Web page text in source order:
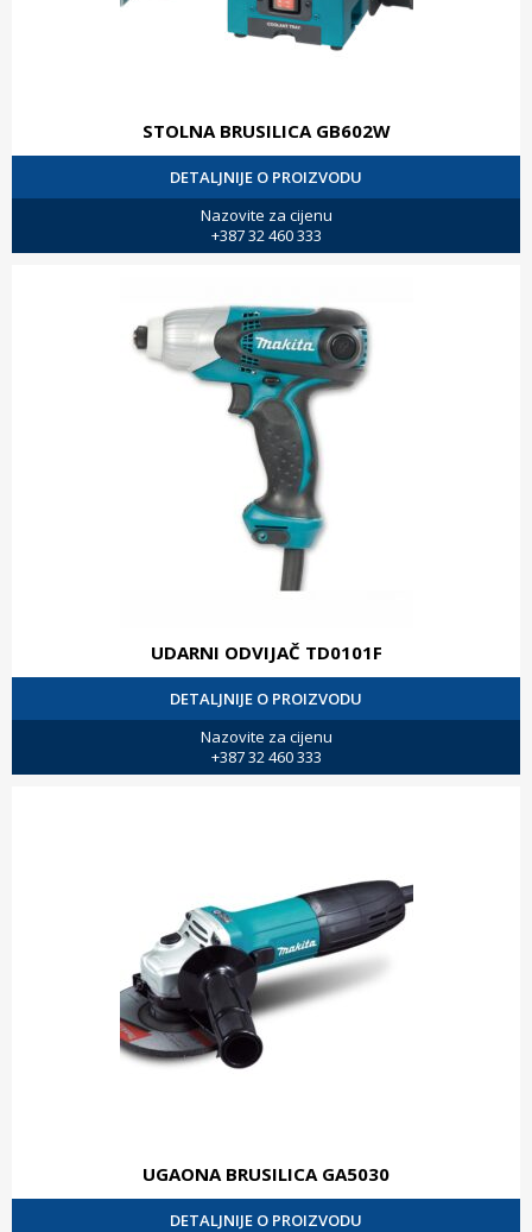
STOLNA BRUSILICA GB602W
DETALJNIJE O PROIZVODU
Nazovite za cijenu
+387 32 460 333
UDARNI ODVIJAČ TD0101F
DETALJNIJE O PROIZVODU
Nazovite za cijenu
+387 32 460 333
UGAONA BRUSILICA GA5030
DETALJNIJE O PROIZVODU